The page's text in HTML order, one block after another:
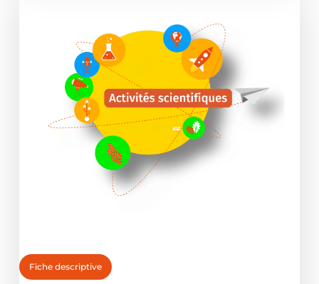
Fiche descriptive